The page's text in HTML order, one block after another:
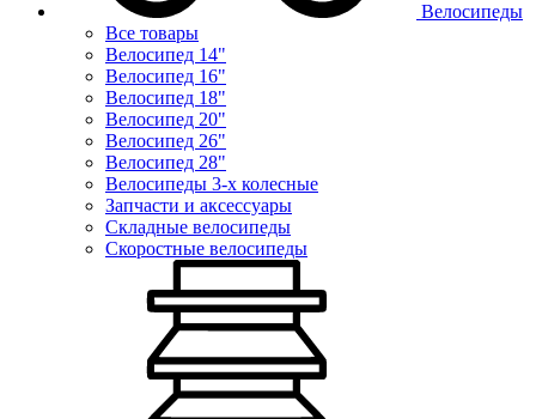
Велосипеды
Все товары
Велосипед 14"
Велосипед 16"
Велосипед 18"
Велосипед 20"
Велосипед 26"
Велосипед 28"
Велосипеды 3-х колесные
Запчасти и аксессуары
Складные велосипеды
Скоростные велосипеды